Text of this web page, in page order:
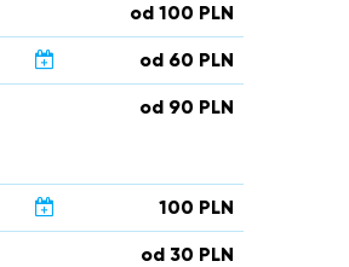
od 100 PLN
od 60 PLN
od 90 PLN
100 PLN
od 30 PLN